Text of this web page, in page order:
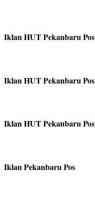
Iklan HUT Pekanbaru Pos
Iklan HUT Pekanbaru Pos
Iklan HUT Pekanbaru Pos
Iklan Pekanbaru Pos